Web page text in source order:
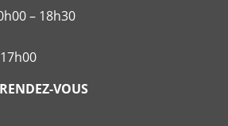
– 18h30
VOUS